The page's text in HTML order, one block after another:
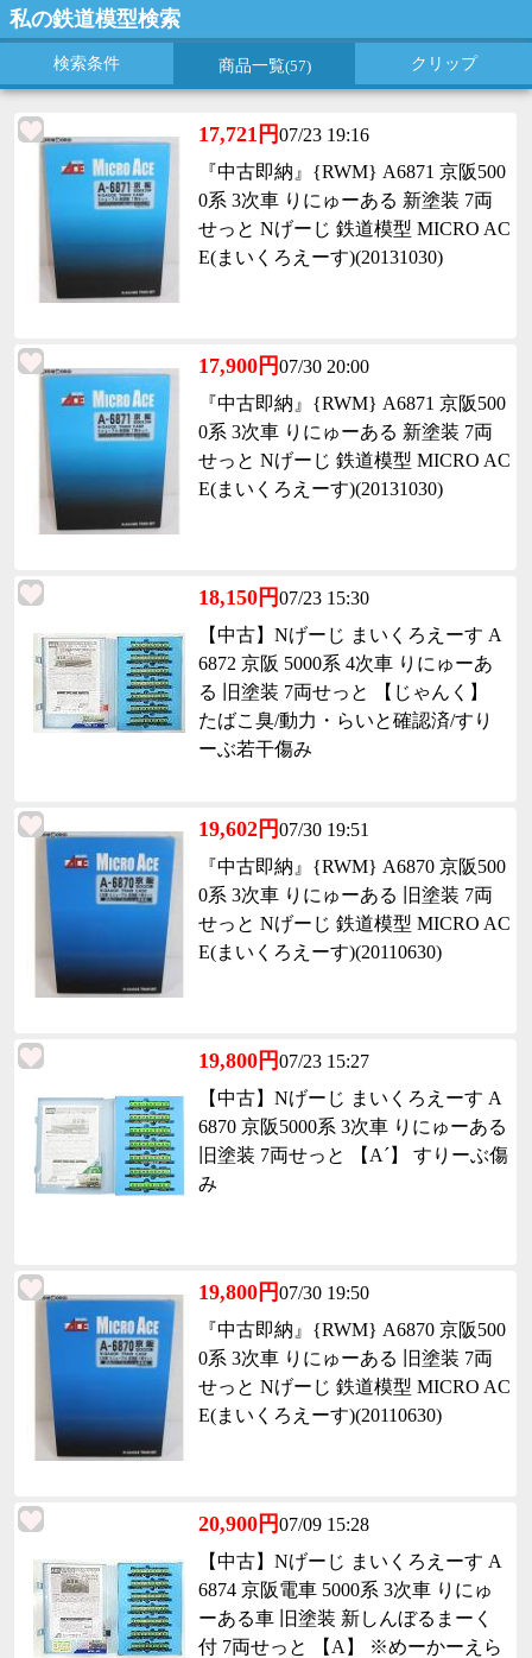
私の鉄道模型検索
検索条件 商品一覧(57) クリップ
17,721円07/23 19:16
『中古即納』{RWM} A6871 京阪500
0系 3次車 りにゅーある 新塗装 7両
せっと Nげーじ 鉄道模型 MICRO AC
E(まいくろえーす)(20131030)
17,900円07/30 20:00
『中古即納』{RWM} A6871 京阪500
0系 3次車 りにゅーある 新塗装 7両
せっと Nげーじ 鉄道模型 MICRO AC
E(まいくろえーす)(20131030)
18,150円07/23 15:30
【中古】Nげーじ まいくろえーす A
6872 京阪 5000系 4次車 りにゅーあ
る 旧塗装 7両せっと 【じゃんく】
たばこ臭/動力・らいと確認済/すり
ーぶ若干傷み
19,602円07/30 19:51
『中古即納』{RWM} A6870 京阪500
0系 3次車 りにゅーある 旧塗装 7両
せっと Nげーじ 鉄道模型 MICRO AC
E(まいくろえーす)(20110630)
19,800円07/23 15:27
【中古】Nげーじ まいくろえーす A
6870 京阪5000系 3次車 りにゅーある
旧塗装 7両せっと 【A´】 すりーぶ傷
み
19,800円07/30 19:50
『中古即納』{RWM} A6870 京阪500
0系 3次車 りにゅーある 旧塗装 7両
せっと Nげーじ 鉄道模型 MICRO AC
E(まいくろえーす)(20110630)
20,900円07/09 15:28
【中古】Nげーじ まいくろえーす A
6874 京阪電車 5000系 3次車 りにゅ
ーある車 旧塗装 新しんぼるまーく
付 7両せっと 【A】 ※めーかーえら